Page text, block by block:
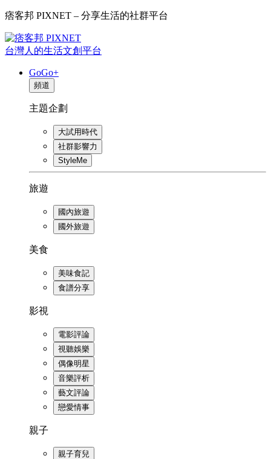
痞客邦 PIXNET – 分享生活的社群平台
台灣人的生活文創平台
GoGo+
頻道
主題企劃
大試用時代
社群影響力
StyleMe
旅遊
國內旅遊
國外旅遊
美食
美味食記
食譜分享
影視
電影評論
視聽娛樂
偶像明星
音樂評析
藝文評論
戀愛情事
親子
親子育兒